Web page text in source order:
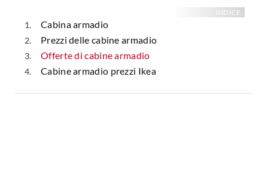
INDICE:
Cabina armadio
Prezzi delle cabine armadio
Offerte di cabine armadio
Cabine armadio prezzi Ikea